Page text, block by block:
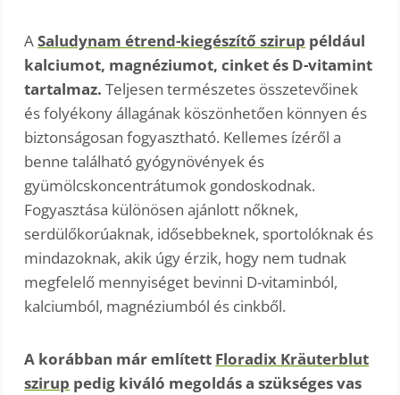
ASaludynam étrend-kiegészítő szirup például
kalciumot, magnéziumot, cinket és D-vitamint
tartalmaz. Teljesen természetes összetevőinek
és folyékony állagának köszönhetően könnyen és
biztonságosan fogyasztható. Kellemes ízéről a
benne található gyógynövények és
gyümölcskoncentrátumok gondoskodnak.
Fogyasztása különösen ajánlott nőknek,
serdülőkorúaknak, idősebbeknek, sportolóknak és
mindazoknak, akik úgy érzik, hogy nem tudnak
megfelelő mennyiséget bevinni D-vitaminból,
kalciumból, magnéziumból és cinkből.
A korábban már említett Floradix Kräuterblut
szirup pedig kiváló megoldás a szükséges vas